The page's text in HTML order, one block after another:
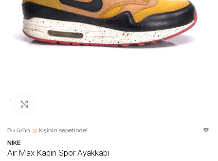
34kişinin sepetinde! 💛 Favori
NIKE
Air Max Kadın Spor Ayakkabı